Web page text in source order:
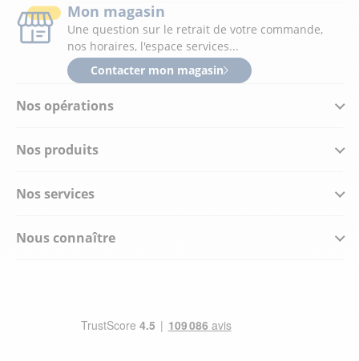
Nos opérations
Nos produits
Nos services
Nous connaître
Mon magasin
Une question sur le retrait de votre commande,
nos horaires, l'espace services...
Contacter mon magasin